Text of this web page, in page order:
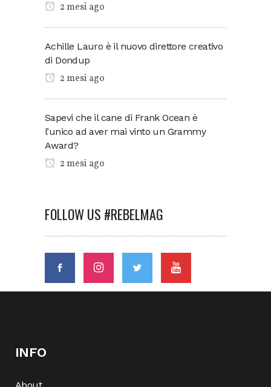
2 mesi ago
Achille Lauro è il nuovo direttore creativo
di Dondup
2 mesi ago
Sapevi che il cane di Frank Ocean è
l’unico ad aver mai vinto un Grammy
Award?
2 mesi ago
FOLLOW US #REBELMAG
INFO